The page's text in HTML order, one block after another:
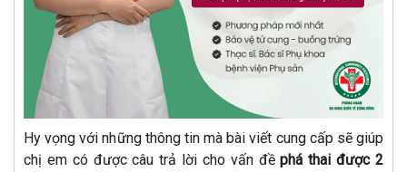
Hy vọng với những thông tin mà bài viết cung cấp sẽ giúp
chị em có được câu trả lời cho vấn đềphá thai được 2